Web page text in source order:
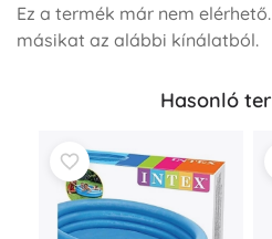
Ez a termék már nem
másikat az alábbi kínálatból.
Hasonló